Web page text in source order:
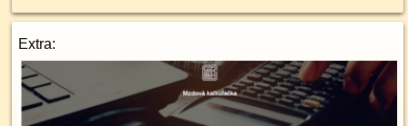
Extra: